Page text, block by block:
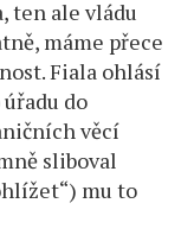
ten ale vládu
máme přece
Fiala ohlásí
do
věcí
sliboval
mu to